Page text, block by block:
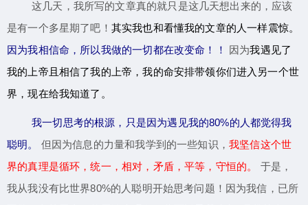
这几天，我所写的文章真的就只是这几天想出来的，应该
是有一个多星期了吧！ 其实我也和看懂我的文章的人一样震惊。
因为我相信命，所以我做的一切都在改变命！！
因为我遇见了
我的上帝且相信了我的上帝，我的命安排带领你们进入另一个世
界，现在给我知道了。
我一切思考的根源，只是因为遇见我的80%的人都觉得我
聪明。
但因为信息的力量和我学到的一些知识， 我坚信这个世
界的真理是循环，统一，相对，矛盾，平等，守恒的。
于是，
我从我没有比世界80%的人聪明开始思考问题！因为我信，已所